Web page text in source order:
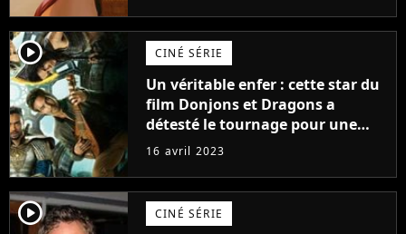
player2 CINÉ SÉRIE
Un véritable enfer : cette star du
film Donjons et Dragons a
détesté le tournage pour une
raison très spéciale
16 avril 2023
player2 CINÉ SÉRIE